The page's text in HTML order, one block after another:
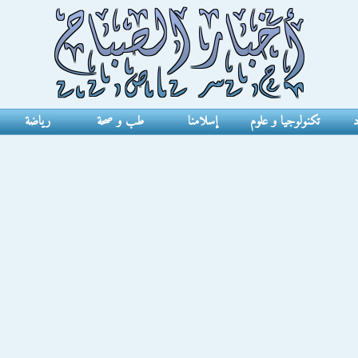
تكنولوجيا و علوم إسلامنا طب و صحة رياضة